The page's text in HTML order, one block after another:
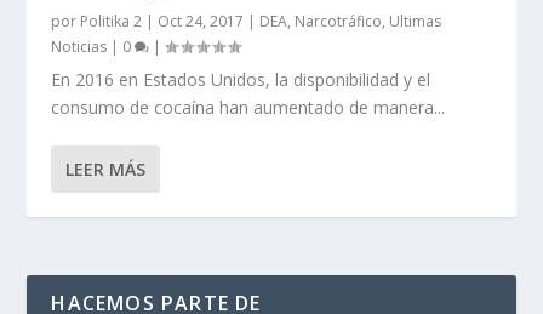
por Politika 2 | Oct 24, 2017 | DEA, Narcotráfico, Ultimas
Noticias | 0 |
En 2016 en Estados Unidos, la disponibilidad y el
consumo de cocaína han aumentado de manera...
LEER MÁS
HACEMOS PARTE DE